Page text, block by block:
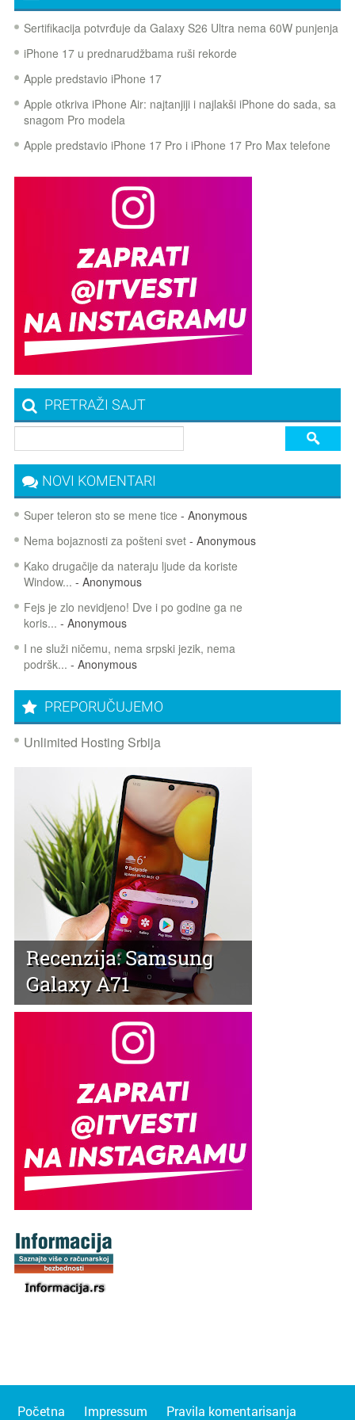
Sertifikacija potvrđuje da Galaxy S26 Ultra nema 60W punjenja
iPhone 17 u prednarudžbama ruši rekorde
Apple predstavio iPhone 17
Apple otkriva iPhone Air: najtanjiji i najlakši iPhone do sada, sa
snagom Pro modela
Apple predstavio iPhone 17 Pro i iPhone 17 Pro Max telefone
PRETRAŽI SAJT
NOVI KOMENTARI
Super teleron sto se mene tice - Anonymous
Nema bojaznosti za pošteni svet- Anonymous
Kako drugačije da nateraju ljude da koriste
Window... - Anonymous
Fejs je zlo nevidjeno! Dve i po godine ga ne
koris... - Anonymous
I ne služi ničemu, nema srpski jezik, nema
podršk... - Anonymous
PREPORUČUJEMO
Unlimited Hosting Srbija
Recenzija: Samsung
Galaxy A71
Početna Impressum
Pravila komentarisanja